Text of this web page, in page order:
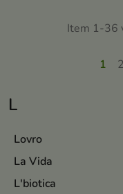
L
Lovro
La Vida
L'biotica
Item 1-36
1 2